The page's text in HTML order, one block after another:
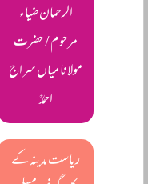
الرحمان ضیاء
مرحوم / حضرت
مولانا میاں سراج
احمدؒ
ریاست مدینہ کے